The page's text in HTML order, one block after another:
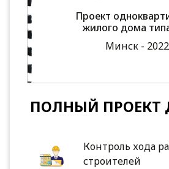
Проект
жилого дома
Минск - 2022
ПОЛНЫЙ ПРОЕКТ
Контроль хода
строителей